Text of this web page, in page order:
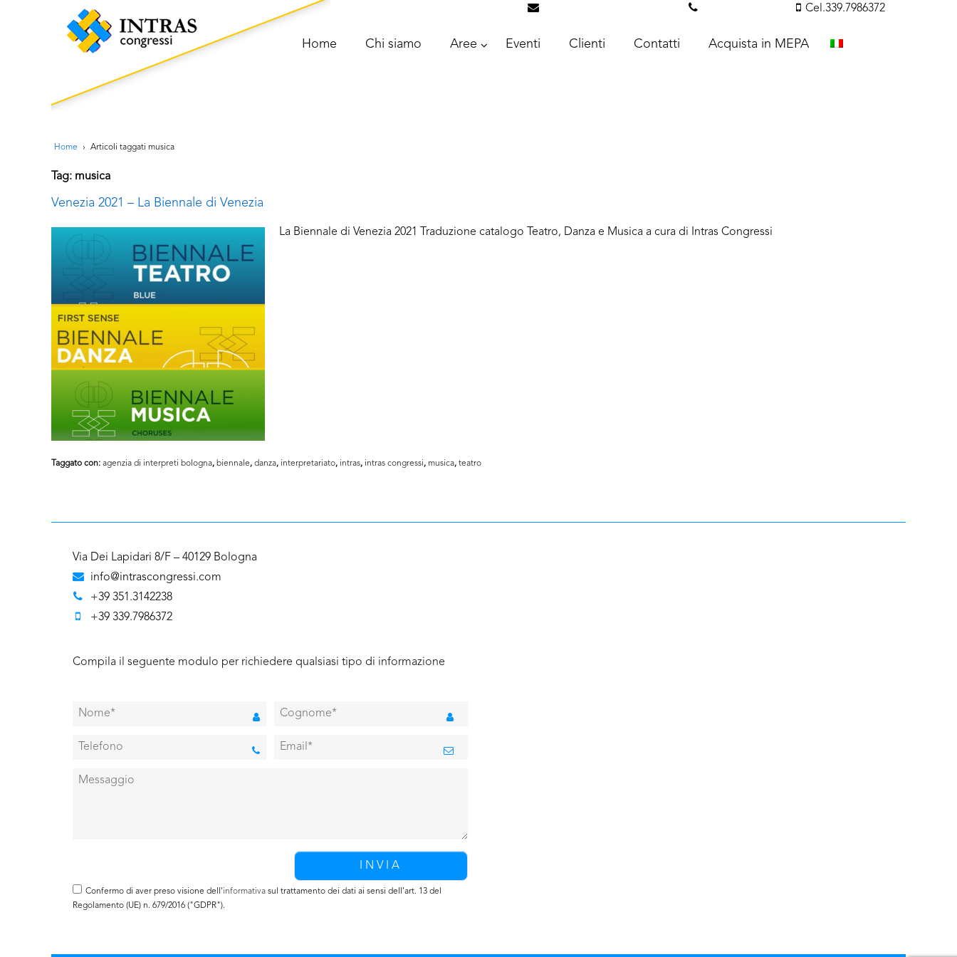
Home Chi siamo Aree Eventi Clienti Contatti Acquista in MEPA
Cel.339.7986372
Home › Articoli taggati musica
Tag: musica
Venezia 2021 – La Biennale di Venezia
La Biennale di Venezia 2021 Traduzione catalogo Teatro, Danza e Musica a cura di Intras Congressi
Taggato con: agenzia di interpreti bologna, biennale, danza, interpretariato, intras, intras congressi, musica, teatro
Via Dei Lapidari 8/F – 40129 Bologna
info@intrascongressi.com
+39 351.3142238
+39 339.7986372
Compila il seguente modulo per richiedere qualsiasi tipo di informazione
Confermo di aver preso visione dell'informativa sul trattamento dei dati ai sensi dell’art. 13 del
Regolamento (UE) n. 679/2016 ("GDPR").